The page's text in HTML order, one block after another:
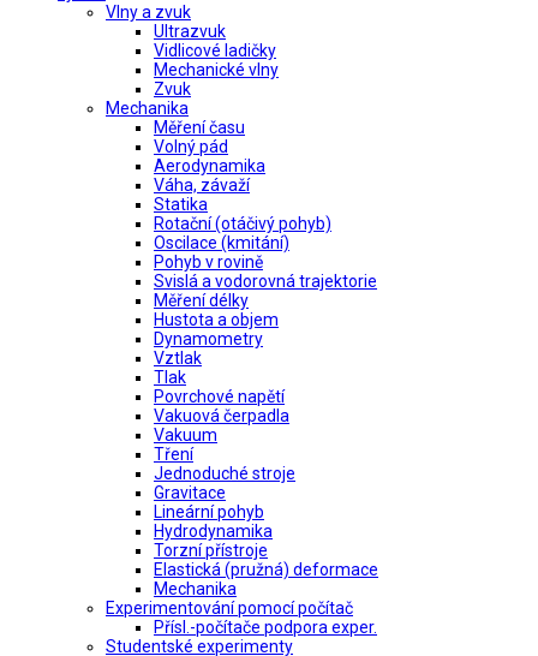
Vlny a zvuk
Ultrazvuk
Vidlicové ladičky
Mechanické vlny
Zvuk
Mechanika
Měření času
Volný pád
Aerodynamika
Váha, závaží
Statika
Rotační (otáčivý pohyb)
Oscilace (kmitání)
Pohyb v rovině
Svislá a vodorovná trajektorie
Měření délky
Hustota a objem
Dynamometry
Vztlak
Tlak
Povrchové napětí
Vakuová čerpadla
Vakuum
Tření
Jednoduché stroje
Gravitace
Lineární pohyb
Hydrodynamika
Torzní přístroje
Elastická (pružná) deformace
Mechanika
Experimentování pomocí počítač
Přísl.-počítače podpora exper.
Studentské experimenty